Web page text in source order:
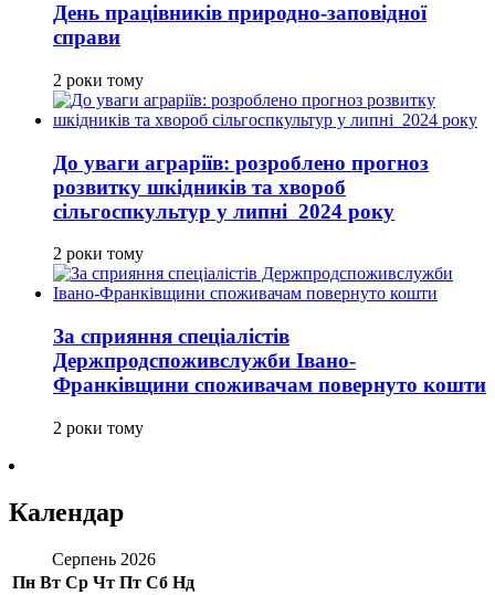
День працівників природно-заповідної
справи
2 роки тому
До уваги аграріїв: розроблено прогноз
розвитку шкідників та хвороб
сільгоспкультур у липні 2024 року
2 роки тому
За сприяння спеціалістів
Держпродспоживслужби Івано-
Франківщини споживачам повернуто кошти
2 роки тому
Календар
Серпень 2026
Пн Вт Ср Чт Пт Сб Нд